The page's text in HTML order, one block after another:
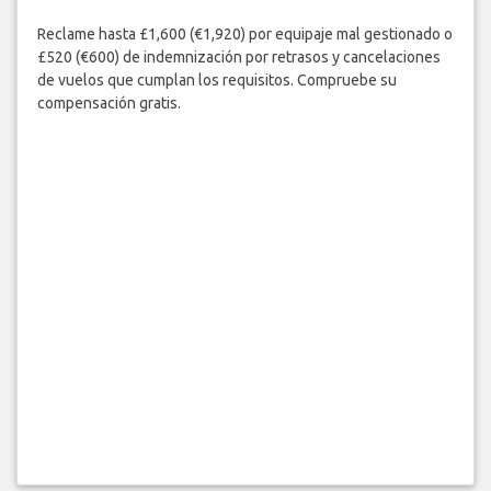
Reclame hasta £1,600 (€1,920) por equipaje mal gestionado o
£520 (€600) de indemnización por retrasos y cancelaciones
de vuelos que cumplan los requisitos. Compruebe su
compensación gratis.